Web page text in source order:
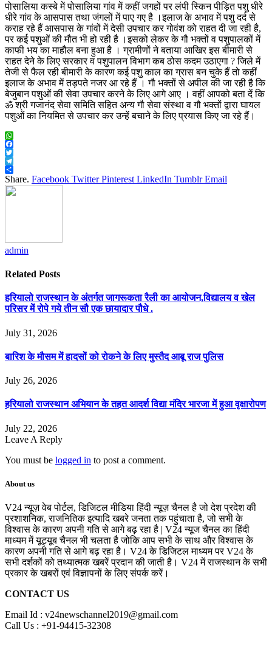
पोसालिया कस्बे में पोसालिया गांव में कहीं जगहों पर लंपी स्किन पीड़ित पशु धीरे
धीरे गांव के आसपास तथा जंगलों में पाए गए है ।इलाज के अभाव में पशु दर्द से
कराह रहे हैं आसपास के गांवों में देसी उपचार कर गोवंश को राहत दी जा रही है,
पर कई पशुओं की मौत भी हो रही है ।इसको लेकर के गौ भक्तों व पशुपालकों में
काफी भय का माहौल बना हुआ है । ग्रामीणों ने बताया आखिर इस बीमारी से
राहत देने के लिए सरकार व पशुपालन विभाग कब ठोस कदम उठाएगा ? जिले में
तेजी से फैल रही बीमारी के कारण कई पशु काल का ग्रास बन चुके हैं तो कहीं
इलाज के अभाव में तड़पते नजर आ रहे हैं । गौ भक्तों से अपील की जा रही है कि
बेजुबान पशुओं की सेवा उपचार करने के लिए आगे आए । वहीं आपको बता दें कि
ॐ श्री गजानंद सेवा समिति सहित अन्य गौ सेवा संस्था व गौ भक्तों द्वारा घायल
पशुओं का नियमित से उपचार कर उन्हें बचाने के लिए प्रयास किए जा रहे हैं।
WhatsApp
Facebook
Twitter
Telegram
Share
Share. Facebook Twitter Pinterest LinkedIn Tumblr Email
admin
Related Posts
हरियालो राजस्थान के अंतर्गत जागरूकता रैली का आयोजन,विद्यालय व खेल
परिसर में रोपे गये तीन सौ एक छायादार पौधे .
July 31, 2026
बारिश के मौसम में हादसों को रोकने के लिए मुस्तैद आबू राज पुलिस
July 26, 2026
हरियालो राजस्थान अभियान के तहत आदर्श विद्या मंदिर भारजा में हुआ वृक्षारोपण
July 22, 2026
Leave A Reply
You must be logged in to post a comment.
About us
V24 न्यूज़ वेब पोर्टल, डिजिटल मीडिया हिंदी न्यूज़ चैनल है जो देश प्रदेश की
प्रशाशनिक, राजनितिक इत्यादि खबरे जनता तक पहुंचाता है, जो सभी के
विश्वास के कारण अपनी गति से आगे बढ़ रहा है | V24 न्यूज चैनल का हिंदी
माध्यम में यूट्यूब चैनल भी चलता है जोकि आप सभी के साथ और विश्वास के
कारण अपनी गति से आगे बढ़ रहा है। V24 के डिजिटल माध्यम पर V24 के
सभी दर्शकों को तथ्यात्मक खबरें प्रदान की जाती है। V24 में राजस्थान के सभी
प्रकार के खबरों एवं विज्ञापनों के लिए संपर्क करें।
CONTACT US
Email Id : v24newschannel2019@gmail.com
Call Us : +91-94415-32308